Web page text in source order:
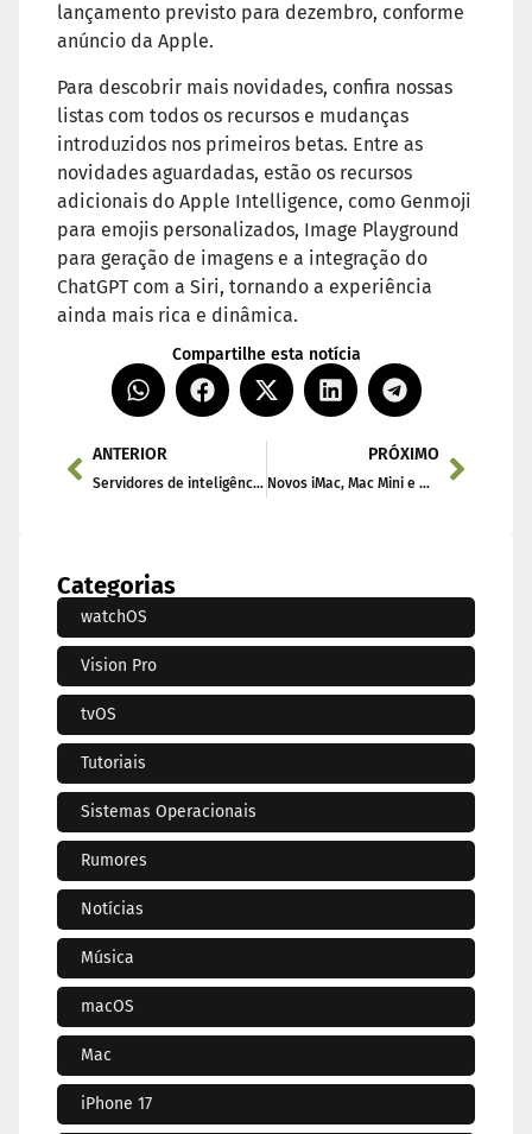
lançamento previsto para dezembro, conforme
anúncio da Apple.
Para descobrir mais novidades, confira nossas
listas com todos os recursos e mudanças
introduzidos nos primeiros betas. Entre as
novidades aguardadas, estão os recursos
adicionais do Apple Intelligence, como Genmoji
para emojis personalizados, Image Playground
para geração de imagens e a integração do
ChatGPT com a Siri, tornando a experiência
ainda mais rica e dinâmica.
Compartilhe esta notícia
ANTERIOR
Servidores de inteligência da Apple devem começar a usar chips M4 no próximo ano após o M2 Ultra neste ano
PRÓXIMO
Novos iMac, Mac Mini e MacBook Pro serão lançados: 10 coisas que você deve saber
Categorias
watchOS
Vision Pro
tvOS
Tutoriais
Sistemas Operacionais
Rumores
Notícias
Música
macOS
Mac
iPhone 17